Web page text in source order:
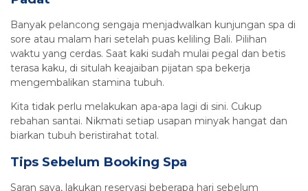
Banyak pelancong sengaja menjadwalkan kunjungan spa di
sore atau malam hari setelah puas keliling Bali. Pilihan
waktu yang cerdas. Saat kaki sudah mulai pegal dan betis
terasa kaku, di situlah keajaiban pijatan spa bekerja
mengembalikan stamina tubuh.
Kita tidak perlu melakukan apa-apa lagi di sini. Cukup
rebahan santai. Nikmati setiap usapan minyak hangat dan
biarkan tubuh beristirahat total.
Tips Sebelum Booking Spa
Saran saya, lakukan reservasi beberapa hari sebelum